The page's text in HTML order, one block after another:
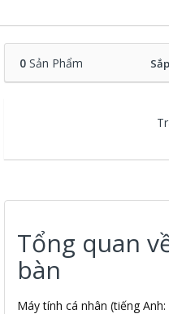
0 Sản Phẩm
Tổng quan
bàn
Máy tính cá nhân (tiếng